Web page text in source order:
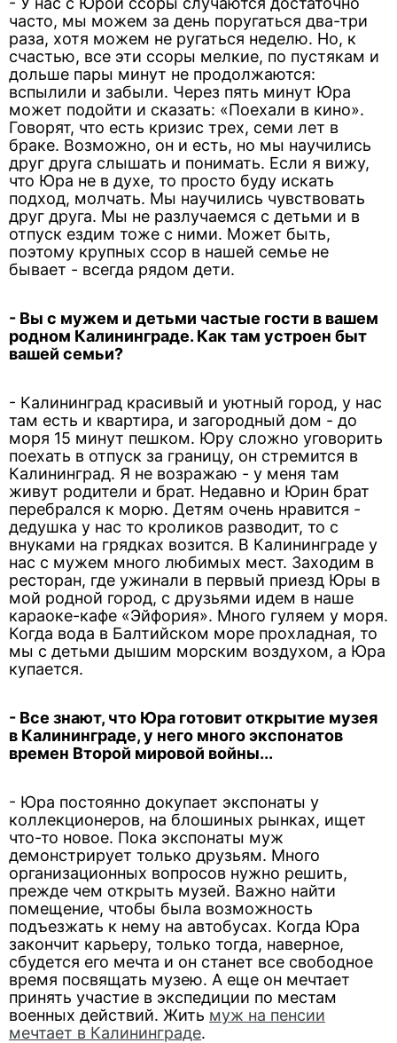
часто, мы можем за день поругаться два-три
раза, хотя можем не ругаться неделю. Но, к
счастью, все эти ссоры мелкие, по пустякам и
дольше пары минут не продолжаются:
вспылили и забыли. Через пять минут Юра
может подойти и сказать: «Поехали в кино».
Говорят, что есть кризис трех, семи лет в
браке. Возможно, он и есть, но мы научились
друг друга слышать и понимать. Если я вижу,
что Юра не в духе, то просто буду искать
подход, молчать. Мы научились чувствовать
друг друга. Мы не разлучаемся с детьми и в
отпуск ездим тоже с ними. Может быть,
поэтому крупных ссор в нашей семье не
бывает - всегда рядом дети.
- Вы с мужем и детьми частые гости в вашем
родном Калининграде. Как там устроен быт
вашей семьи?
- Калининград красивый и уютный город, у нас
там есть и квартира, и загородный дом - до
моря 15 минут пешком. Юру сложно уговорить
поехать в отпуск за границу, он стремится в
Калининград. Я не возражаю - у меня там
живут родители и брат. Недавно и Юрин брат
перебрался к морю. Детям очень нравится -
дедушка у нас то кроликов разводит, то с
внуками на грядках возится. В Калининграде у
нас с мужем много любимых мест. Заходим в
ресторан, где ужинали в первый приезд Юры в
мой родной город, с друзьями идем в наше
караоке-кафе «Эйфория». Много гуляем у моря.
Когда вода в Балтийском море прохладная, то
мы с детьми дышим морским воздухом, а Юра
купается.
- Все знают, что Юра готовит открытие музея
в Калининграде, у него много экспонатов
времен Второй мировой войны...
- Юра постоянно докупает экспонаты у
коллекционеров, на блошиных рынках, ищет
что-то новое. Пока экспонаты муж
демонстрирует только друзьям. Много
организационных вопросов нужно решить,
прежде чем открыть музей. Важно найти
помещение, чтобы была возможность
подъезжать к нему на автобусах. Когда Юра
закончит карьеру, только тогда, наверное,
сбудется его мечта и он станет все свободное
время посвящать музею. А еще он мечтает
принять участие в экспедиции по местам
военных действий. Жить муж на пенсии
мечтает в Калининграде.